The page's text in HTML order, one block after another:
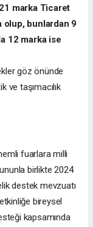
marka Ticaret
olup, bunlardan 9
12 marka ise
göz önünde
ve taşımacılık
fuarlara milli
birlikte 2024
destek mevzuatı
bireysel
kapsamında